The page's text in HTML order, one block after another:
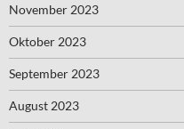
November 2023
Oktober 2023
September 2023
August 2023